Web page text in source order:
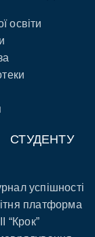
освіти
СТУДЕНТУ
успішності
платформа
“Крок”